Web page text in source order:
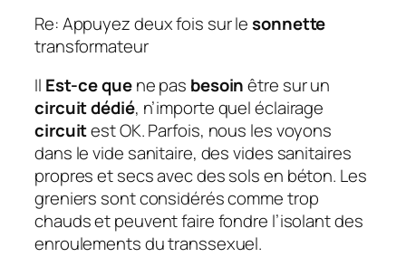
Re: Appuyez deux fois sur lesonnette
transformateur
Il Est-ce quene pas besoinêtre sur un
circuit dédié, n’importe quel éclairage
circuitest OK. Parfois, nous les voyons
dans le vide sanitaire, des vides sanitaires
propres et secs avec des sols en béton. Les
greniers sont considérés comme trop
chauds et peuvent faire fondre l’isolant des
enroulements du transsexuel.